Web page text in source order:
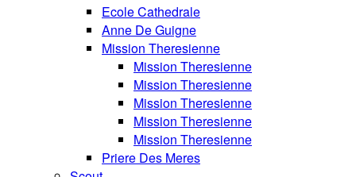
Ecole Cathedrale
Anne De Guigne
Mission Theresienne
Mission Theresienne
Mission Theresienne
Mission Theresienne
Mission Theresienne
Mission Theresienne
Priere Des Meres